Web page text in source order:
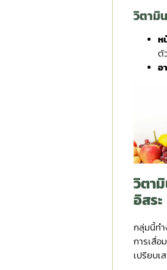
วิตามิ
ห
ตั
อ
วิตา
อิสร
กลุ่มนี้ท
การเสื่อ
เปรียบเ